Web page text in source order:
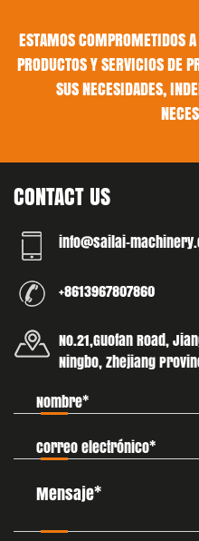
ESTAMOS COMPROMETIDOS
PRODUCTOS Y SERVICIOS DE
SUS NECESIDADES,
CONTACT US
info@sailai-
+8613967807860
No.21,Guofan Road,
Ningbo, Zhejiang